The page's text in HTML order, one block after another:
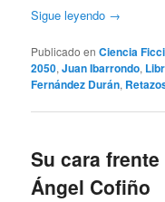
Sigue leyendo →
Publicado en Ciencia
2050,Juan Ibarrondo,
Fernández Durán,
Su cara
Ángel Cofiño